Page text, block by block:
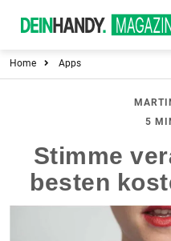
Home Apps
5
Stimme
besten